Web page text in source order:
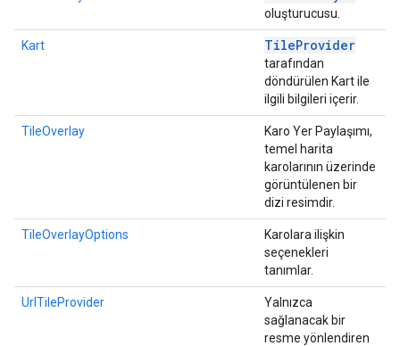
oluşturucusu.
Kart TileProvider
tarafından
döndürülen Kart ile
ilgili bilgileri içerir.
TileOverlay
Karo Yer Paylaşımı,
temel harita
karolarının üzerinde
görüntülenen bir
dizi resimdir.
TileOverlayOptions
Karolara ilişkin
seçenekleri
tanımlar.
UrlTileProvider
Yalnızca
sağlanacak bir
resme yönlendiren